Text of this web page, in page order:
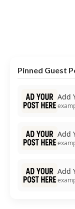
Pinned Guest
Add
Add
Add